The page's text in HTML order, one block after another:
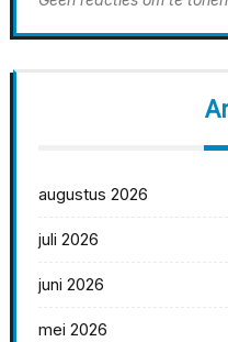
augustus 2026
juli 2026
juni 2026
mei 2026